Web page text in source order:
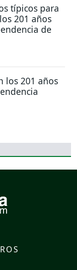
típicos para
201 años
de
los 201 años